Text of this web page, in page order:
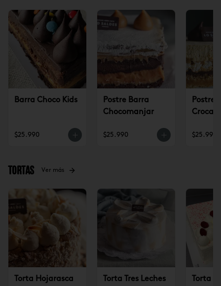
Barra Choco Kids
$25.990
Postre Barra
Chocomanjar
$25.990
Postre
$25.990
Tortas Ver más
Torta Hojarasca
Torta Tres Leches
Torta